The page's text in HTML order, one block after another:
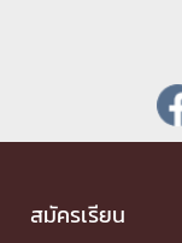
สมัครเรียน